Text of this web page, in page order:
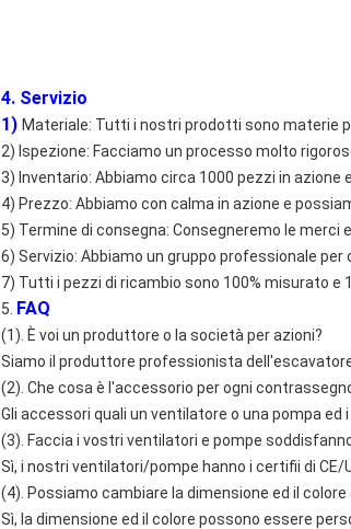
4. Servizio
1) Materiale: Tutti i nostri prodotti sono materie
2) Ispezione: Facciamo un processo molto
3) Inventario: Abbiamo circa 1000 pezzi in
4) Prezzo: Abbiamo con calma in azione e
5) Termine di consegna: Consegneremo le merci
6) Servizio: Abbiamo un gruppo professionale
7) Tutti i pezzi di ricambio sono 100% misurato e
5. FAQ
(1). È voi un produttore o la società per azioni?
Siamo il produttore professionista
(2). Che cosa è l'accessorio per ogni
Gli accessori quali un ventilatore o una pompa
(3). Faccia i vostri ventilatori e pompe
Sì, i nostri ventilatori/pompe hanno i certifii di CE/
(4). Possiamo cambiare la dimensione ed il
Sì, la dimensione ed il colore possono essere